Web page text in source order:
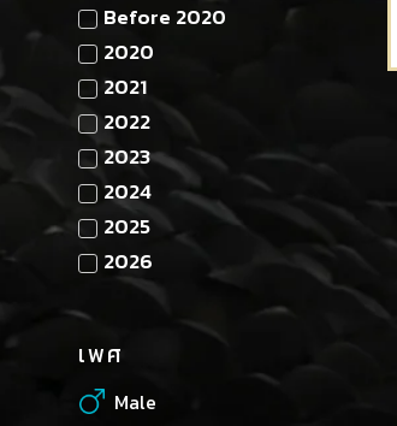
Before 2020
2020
2021
2022
2023
2024
2025
2026
เพศ
Male